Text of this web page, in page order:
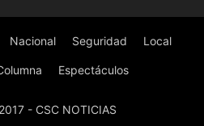
Nacional Seguridad Local
Espectáculos
- CSC NOTICIAS